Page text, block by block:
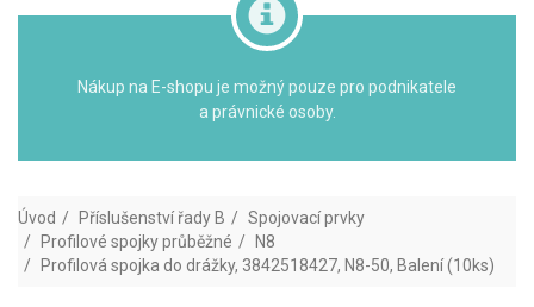
Nákup na E-shopu je možný pouze pro podnikatele
a právnické osoby.
Úvod Příslušenství řady B
Spojovací prvky
Profilové spojky průběžné
N8
Profilová spojka do drážky, 3842518427, N8-50, Balení (10ks)